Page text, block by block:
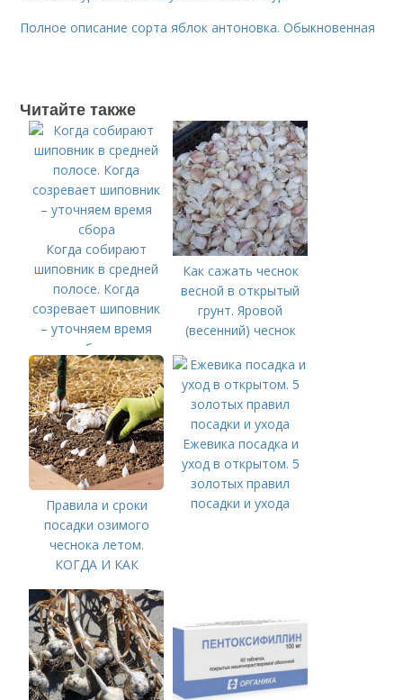
Полное описание сорта яблок антоновка. Обыкновенная
Читайте также
Когда собирают
шиповник в средней
полосе. Когда
созревает шиповник
– уточняем время
сбора
Как сажать чеснок
весной в открытый
грунт. Яровой
(весенний) чеснок
Правила и сроки
посадки озимого
чеснока летом.
КОГДА И КАК
ПОСАДИТЬ ОЗИМЫЙ
ЧЕСНОК
Ежевика посадка и
уход в открытом. 5
золотых правил
посадки и ухода